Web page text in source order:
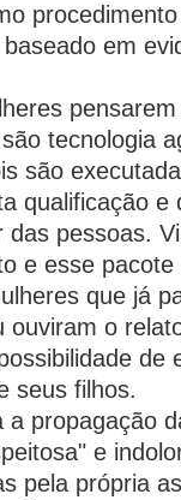
em
tecnologia
são
qualificação e
pessoas.
e esse
que já
ouviram o
de
seus filhos.
propagação
e
pela própria